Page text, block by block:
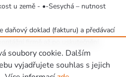
soubory cookie. Dalším
vyjadřujete souhlas s jejich
u země - •-Sesychá – nutnost
daňový doklad (fakturu) a předávací